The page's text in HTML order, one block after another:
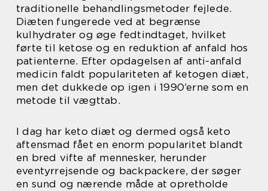
traditionelle behandlingsmetoder fejlede.
Diæten fungerede ved at begrænse
kulhydrater og øge fedtindtaget, hvilket
førte til ketose og en reduktion af anfald hos
patienterne. Efter opdagelsen af anti-anfald
medicin faldt populariteten af ketogen diæt,
men det dukkede op igen i 1990’erne som en
metode til vægttab.
I dag har keto diæt og dermed også keto
aftensmad fået en enorm popularitet blandt
en bred vifte af mennesker, herunder
eventyrrejsende og backpackere, der søger
en sund og nærende måde at opretholde